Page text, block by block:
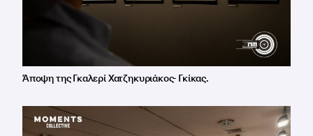
Άποψη της Γκαλερί Χατζηκυριάκος- Γκίκας.